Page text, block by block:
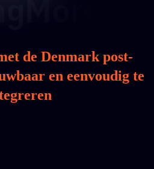
de Denmark post-
en eenvoudig te